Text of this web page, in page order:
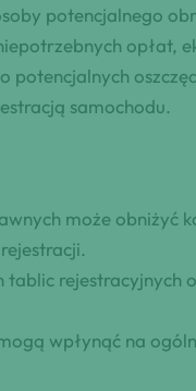
potencjalnego
opłat,
samochodu.
może obniżyć
rejestracyjnych
wpłynąć na